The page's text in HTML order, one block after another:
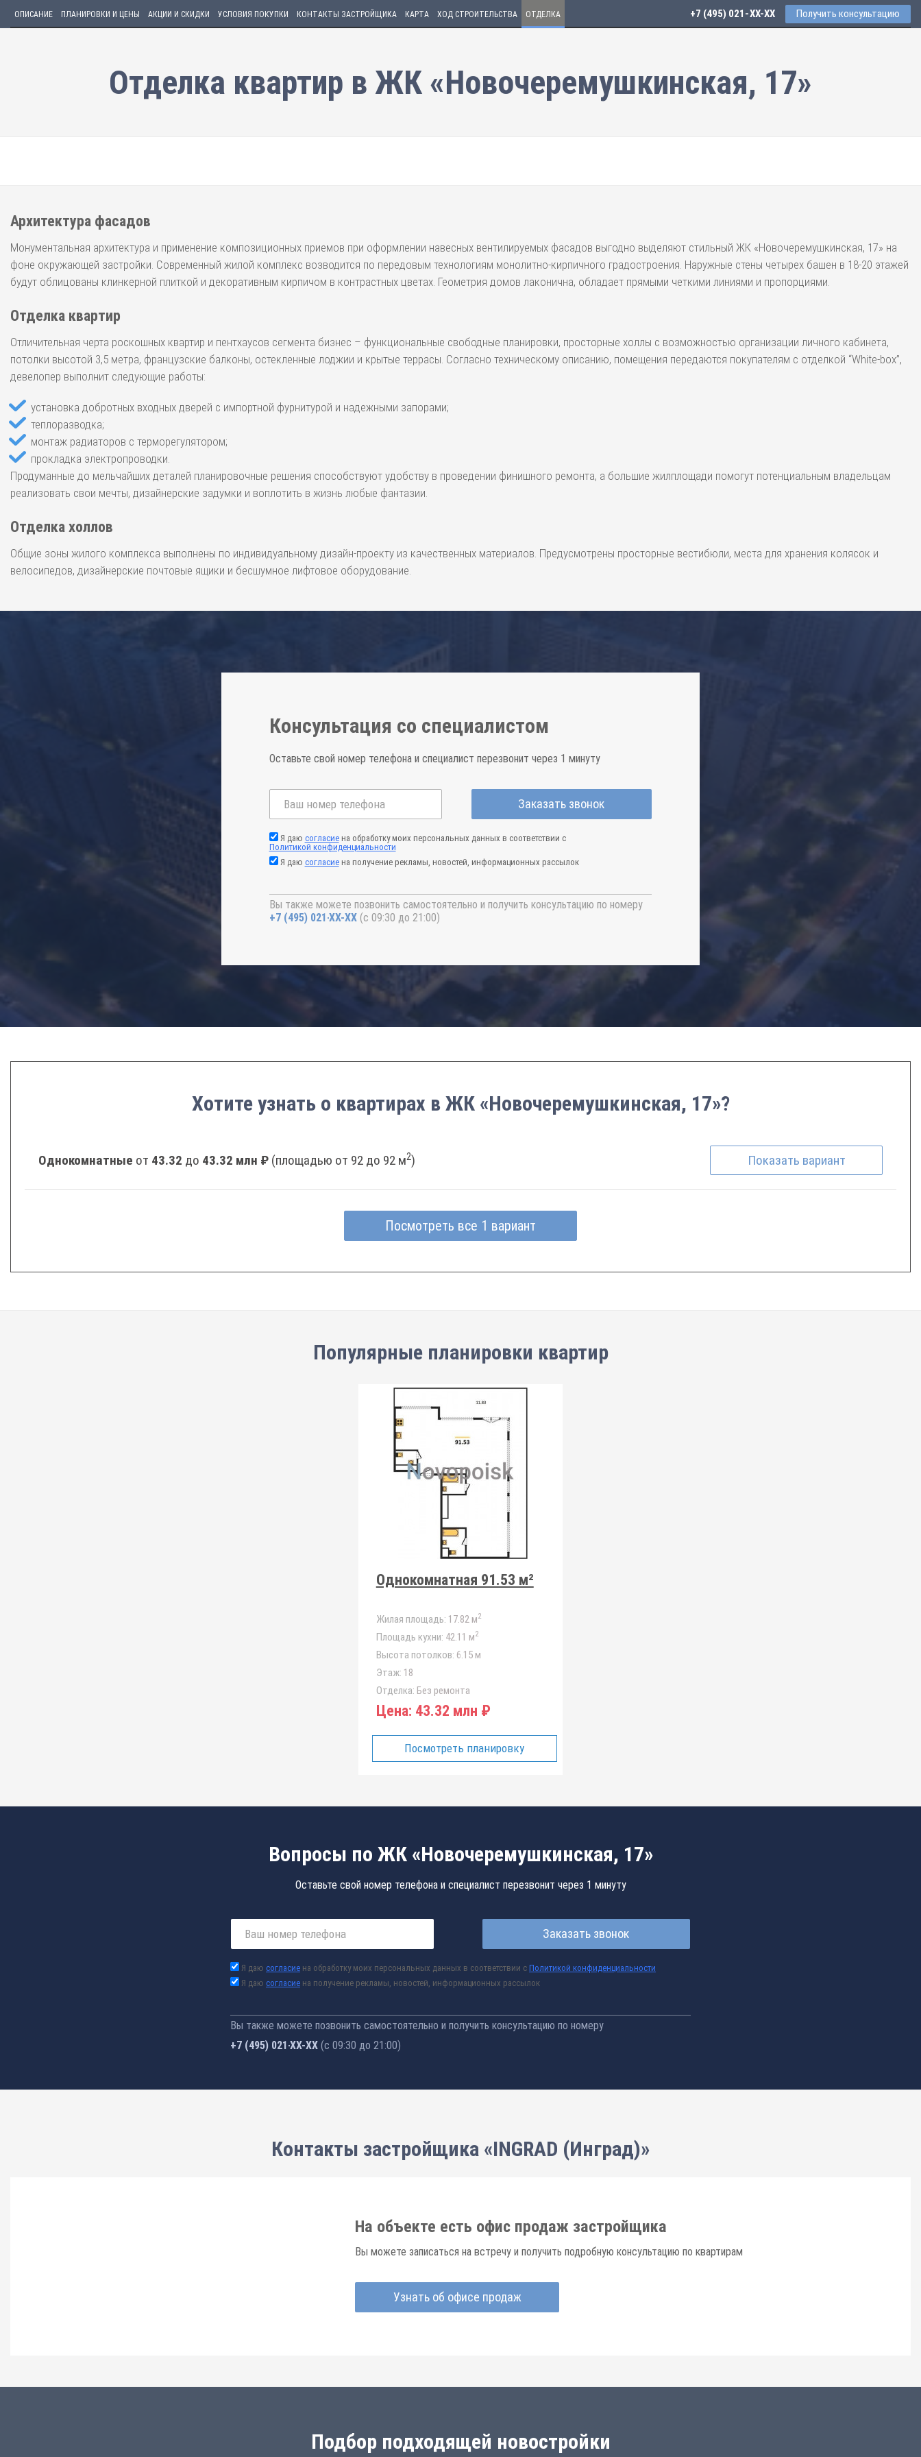
ОПИСАНИЕ ПЛАНИРОВКИ И ЦЕНЫ АКЦИИ И СКИДКИ УСЛОВИЯ ПОКУПКИ КОНТАКТЫ ЗАСТРОЙЩИКА КАРТА ХОД СТРОИТЕЛЬСТВА ОТДЕЛКА +7 (495) 021-41-76 Получить консультацию
Отделка квартир в ЖК «Новочеремушкинская, 17»
Архитектура фасадов
Монументальная архитектура и применение композиционных приемов при оформлении навесных вентилируемых фасадов выгодно выделяют стильный ЖК «Новочеремушкинская, 17» на
фоне окружающей застройки. Современный жилой комплекс возводится по передовым технологиям монолитно-кирпичного градостроения. Наружные стены четырех башен в 18-20 этажей
будут облицованы клинкерной плиткой и декоративным кирпичом в контрастных цветах. Геометрия домов лаконична, обладает прямыми четкими линиями и пропорциями.
Отделка квартир
Отличительная черта роскошных квартир и пентхаусов сегмента бизнес – функциональные свободные планировки, просторные холлы с возможностью организации личного кабинета,
потолки высотой 3,5 метра, французские балконы, остекленные лоджии и крытые террасы. Согласно техническому описанию, помещения передаются покупателям с отделкой “White-box”,
девелопер выполнит следующие работы:
установка добротных входных дверей с импортной фурнитурой и надежными запорами;
теплоразводка;
монтаж радиаторов с терморегулятором;
прокладка электропроводки.
Продуманные до мельчайших деталей планировочные решения способствуют удобству в проведении финишного ремонта, а большие жилплощади помогут потенциальным владельцам
реализовать свои мечты, дизайнерские задумки и воплотить в жизнь любые фантазии.
Отделка холлов
Общие зоны жилого комплекса выполнены по индивидуальному дизайн-проекту из качественных материалов. Предусмотрены просторные вестибюли, места для хранения колясок и
велосипедов, дизайнерские почтовые ящики и бесшумное лифтовое оборудование.
Консультация со специалистом
Оставьте свой номер телефона и специалист перезвонит через 1 минуту
Заказать звонок
Я даю согласиена обработку моих персональных данных в соответствии с
Политикой конфиденциальности
Я даю согласиена получение рекламы, новостей, информационных рассылок
Вы также можете позвонить самостоятельно и получить консультацию по номеру
+7 (495) 021-41-76 (с 09:30 до 21:00)
Хотите узнать о квартирах в ЖК «Новочеремушкинская, 17»?
Однокомнатные от 43.32 до 43.32 млн ₽ (площадью от 92 до 92 м2) Показать вариант
Посмотреть все 1 вариант
Популярные планировки квартир
Однокомнатная 91.53 м²
Жилая площадь: 17.82 м2
Площадь кухни: 42.11 м2
Высота потолков: 6.15 м
Этаж: 18
Отделка: Без ремонта
Цена: 43.32 млн ₽
Посмотреть планировку
Вопросы по ЖК «Новочеремушкинская, 17»
Оставьте свой номер телефона и специалист перезвонит через 1 минуту
Заказать звонок
Я даю согласие на обработку моих персональных данных в соответствии с Политикой конфиденциальности
Я даю согласие на получение рекламы, новостей, информационных рассылок
Вы также можете позвонить самостоятельно и получить консультацию по номеру
+7 (495) 021-41-76 (с 09:30 до 21:00)
Контакты застройщика «INGRAD (Инград)»
На объекте есть офис продаж застройщика
Вы можете записаться на встречу и получить подробную консультацию по квартирам
Узнать об офисе продаж
Подбор подходящей новостройки